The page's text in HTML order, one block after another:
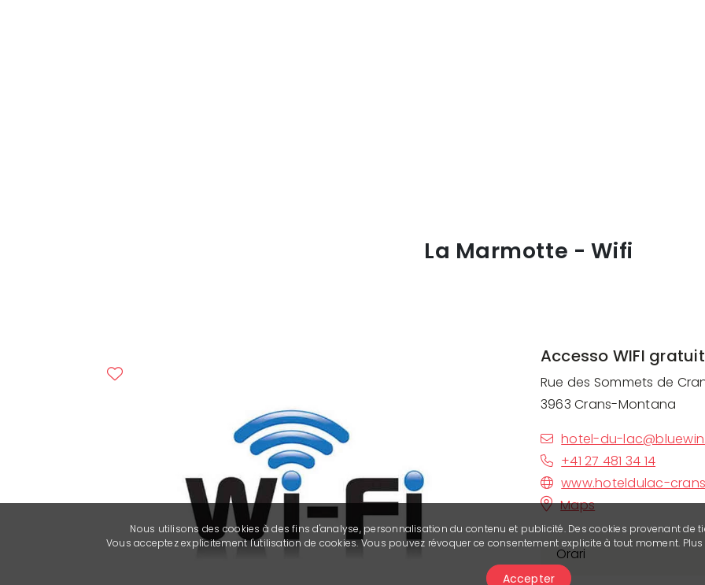
La Marmotte - Wifi
Accesso WIFI
Rue des Sommets de
3963 Crans-Montana
hotel-du-
+41 27 481 34 14
www.hoteldulac-
Maps
Orari
Nous utilisons des cookies à des fins d'analyse, personnalisation du contenu et publicité. Des cookies provenant de
Vous acceptez explicitement l'utilisation de cookies. Vous pouvez révoquer ce consentement explicite à tout moment.
Accepter